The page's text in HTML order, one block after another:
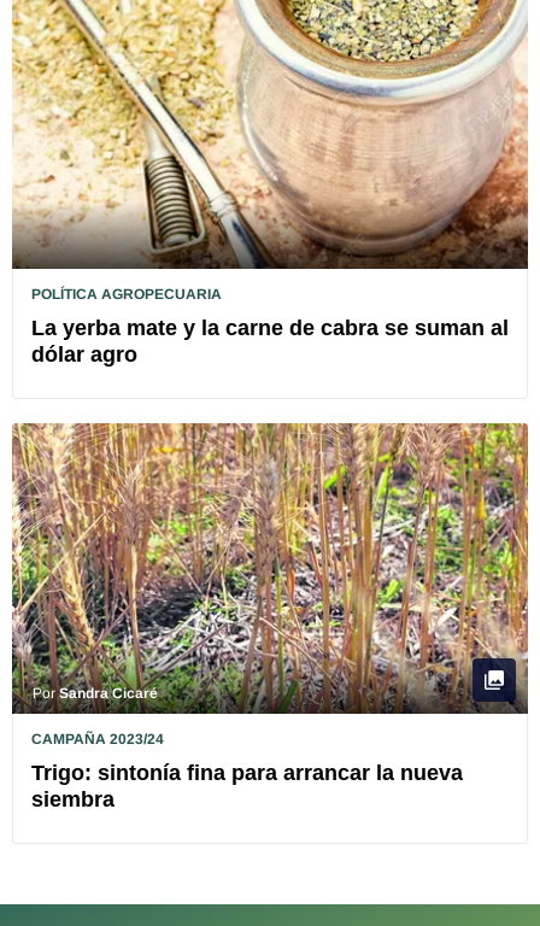
POLÍTICA AGROPECUARIA
La yerba mate y la carne de cabra se suman al
dólar agro
PorSandra Cicaré
CAMPAÑA 2023/24
Trigo: sintonía fina para arrancar la nueva
siembra